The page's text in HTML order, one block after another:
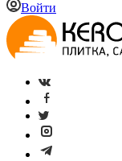
Войти